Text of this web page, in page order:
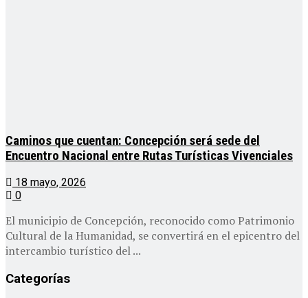
Caminos que cuentan: Concepción será sede del
Encuentro Nacional entre Rutas Turísticas Vivenciales
18 mayo, 2026
0
El municipio de Concepción, reconocido como Patrimonio
Cultural de la Humanidad, se convertirá en el epicentro del
intercambio turístico del ...
Categorías